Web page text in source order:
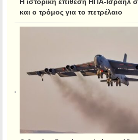
και ο τρόμος για το πετρέλαιο